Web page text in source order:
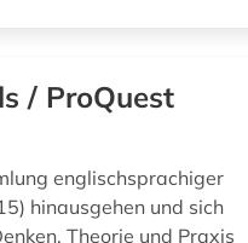
/ ProQuest
englischsprachiger
hinausgehen und sich
Theorie und Praxis